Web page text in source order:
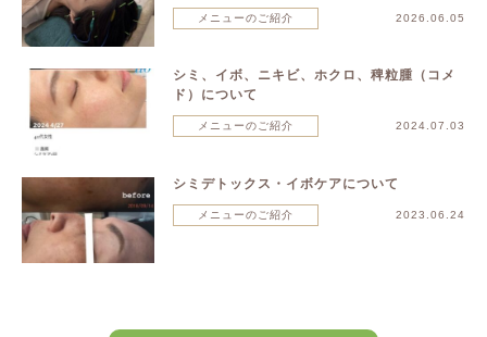
メニューのご紹介 2026.06.05
シミ、イボ、ニキビ、ホクロ、稗粒腫（コメ
ド）について
メニューのご紹介 2024.07.03
シミデトックス・イボケアについて
メニューのご紹介 2023.06.24